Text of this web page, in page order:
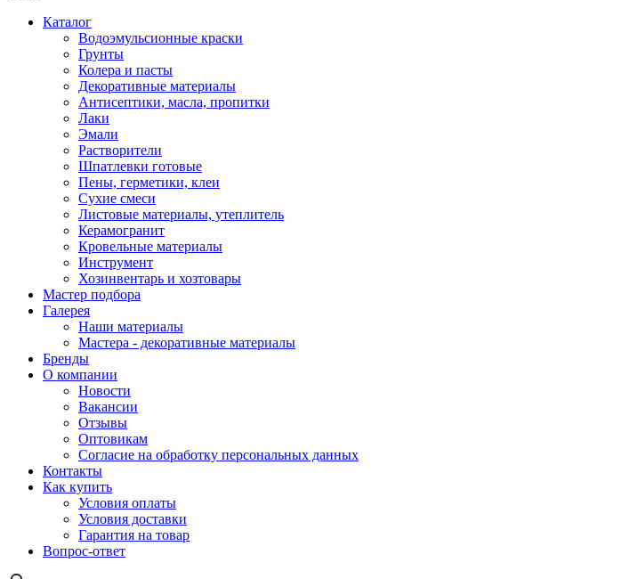
Каталог
Водоэмульсионные краски
Грунты
Колера и пасты
Декоративные материалы
Антисептики, масла, пропитки
Лаки
Эмали
Растворители
Шпатлевки готовые
Пены, герметики, клеи
Сухие смеси
Листовые материалы, утеплитель
Керамогранит
Кровельные материалы
Инструмент
Хозинвентарь и хозтовары
Мастер подбора
Галерея
Наши материалы
Мастера - декоративные материалы
Бренды
О компании
Новости
Вакансии
Отзывы
Оптовикам
Cогласие на обработку персональных данных
Контакты
Как купить
Условия оплаты
Условия доставки
Гарантия на товар
Вопрос-ответ